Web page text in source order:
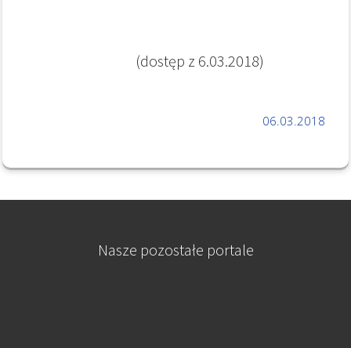
(dostęp z 6.03.2018)
06.03.2018
Nasze pozostałe portale